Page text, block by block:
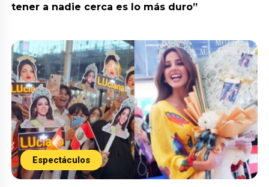
tener a nadie cerca es lo más duro”
Espectáculos